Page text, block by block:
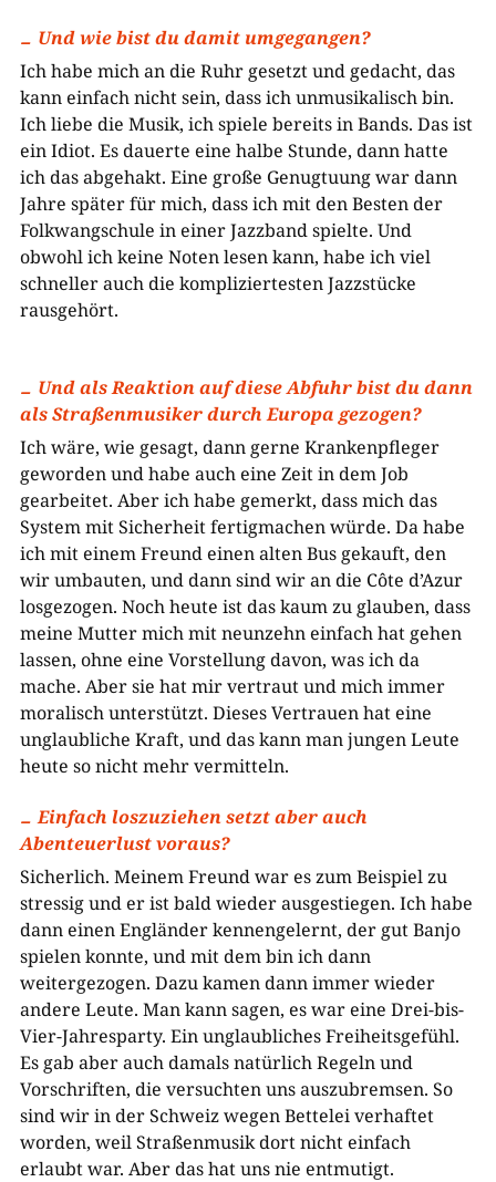
Und wie bist du damit umgegangen?
Ich habe mich an die Ruhr gesetzt und gedacht, das
kann einfach nicht sein, dass ich unmusikalisch bin.
Ich liebe die Musik, ich spiele bereits in Bands. Das ist
ein Idiot. Es dauerte eine halbe Stunde, dann hatte
ich das abgehakt. Eine große Genugtuung war dann
Jahre später für mich, dass ich mit den Besten der
Folkwangschule in einer Jazzband spielte. Und
obwohl ich keine Noten lesen kann, habe ich viel
schneller auch die kompliziertesten Jazzstücke
rausgehört.
Und als Reaktion auf diese Abfuhr bist du dann
als Straßenmusiker durch Europa gezogen?
Ich wäre, wie gesagt, dann gerne Krankenpfleger
geworden und habe auch eine Zeit in dem Job
gearbeitet. Aber ich habe gemerkt, dass mich das
System mit Sicherheit fertigmachen würde. Da habe
ich mit einem Freund einen alten Bus gekauft, den
wir umbauten, und dann sind wir an die Côte d’Azur
losgezogen. Noch heute ist das kaum zu glauben, dass
meine Mutter mich mit neunzehn einfach hat gehen
lassen, ohne eine Vorstellung davon, was ich da
mache. Aber sie hat mir vertraut und mich immer
moralisch unterstützt. Dieses Vertrauen hat eine
unglaubliche Kraft, und das kann man jungen Leute
heute so nicht mehr vermitteln.
Einfach loszuziehen setzt aber auch
Abenteuerlust voraus?
Sicherlich. Meinem Freund war es zum Beispiel zu
stressig und er ist bald wieder ausgestiegen. Ich habe
dann einen Engländer kennengelernt, der gut Banjo
spielen konnte, und mit dem bin ich dann
weitergezogen. Dazu kamen dann immer wieder
andere Leute. Man kann sagen, es war eine Drei-bis-
Vier-Jahresparty. Ein unglaubliches Freiheitsgefühl.
Es gab aber auch damals natürlich Regeln und
Vorschriften, die versuchten uns auszubremsen. So
sind wir in der Schweiz wegen Bettelei verhaftet
worden, weil Straßenmusik dort nicht einfach
erlaubt war. Aber das hat uns nie entmutigt.